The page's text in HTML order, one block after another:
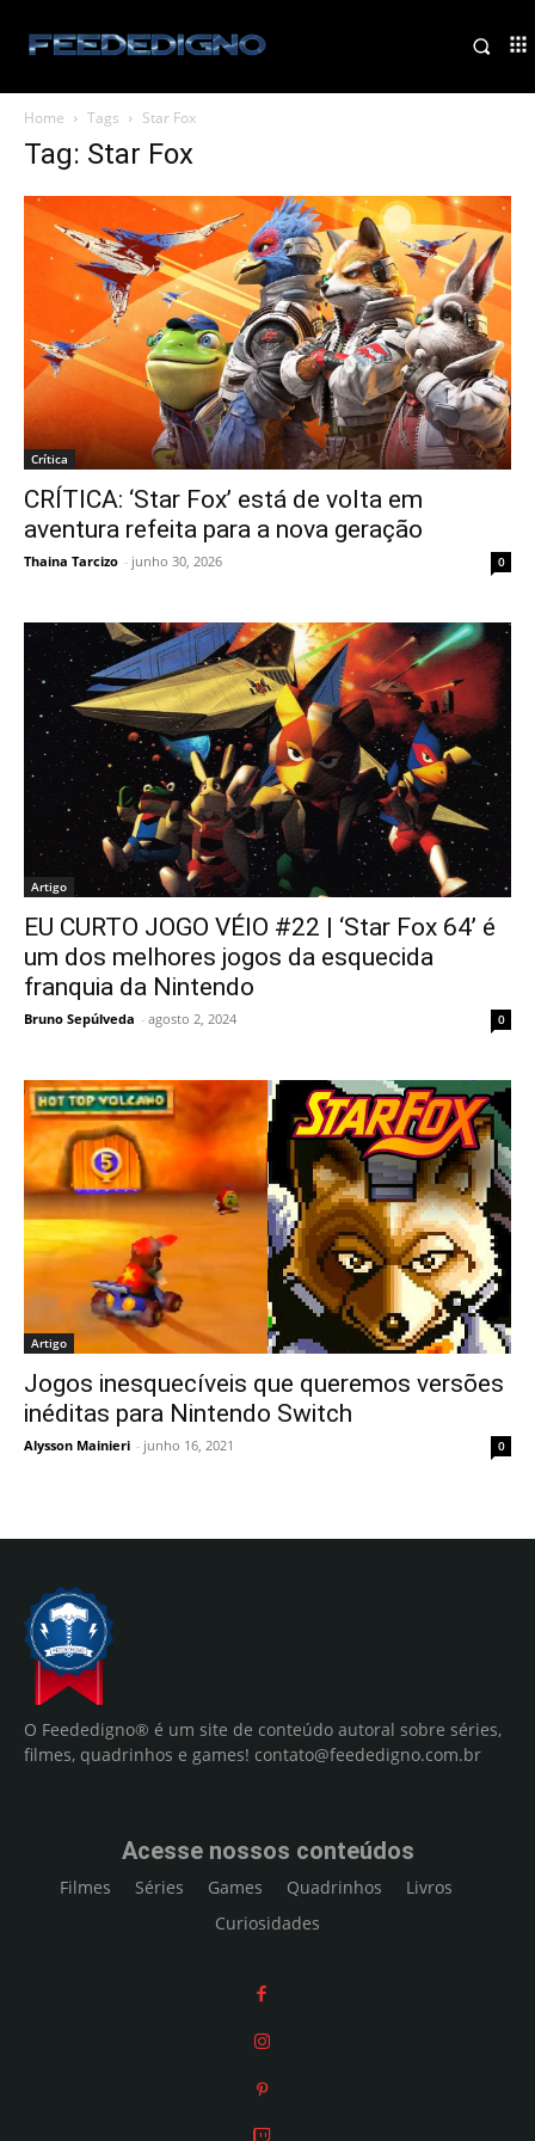
Home Tags Star Fox
Tag: Star Fox
Crítica
CRÍTICA: ‘Star Fox’ está de volta em
aventura refeita para a nova geração
Thaina Tarcizo - junho 30, 2026 0
Artigo
EU CURTO JOGO VÉIO #22 | ‘Star Fox 64’ é
um dos melhores jogos da esquecida
franquia da Nintendo
Bruno Sepúlveda - agosto 2, 2024 0
Artigo
Jogos inesquecíveis que queremos versões
inéditas para Nintendo Switch
Alysson Mainieri - junho 16, 2021 0
O Feededigno® é um site de conteúdo autoral sobre séries,
filmes, quadrinhos e games! contato@feededigno.com.br
Acesse nossos conteúdos
Filmes Séries Games Quadrinhos
Livros
Curiosidades